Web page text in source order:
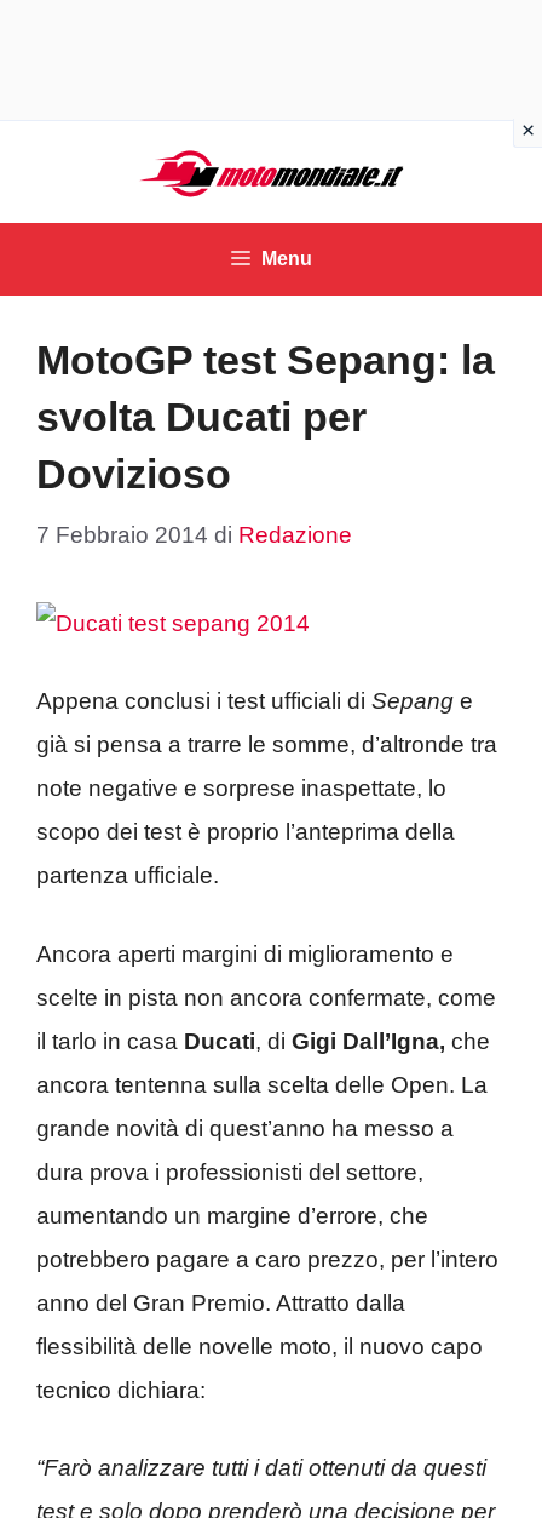
contenuto
Menu
MotoGP test Sepang: la
svolta Ducati per
Dovizioso
7 Febbraio 2014 di Redazione
Appena conclusi i test ufficiali di Sepang e
già si pensa a trarre le somme, d’altronde tra
note negative e sorprese inaspettate, lo
scopo dei test è proprio l’anteprima della
partenza ufficiale.
Ancora aperti margini di miglioramento e
scelte in pista non ancora confermate, come
il tarlo in casa Ducati, di Gigi Dall’Igna, che
ancora tentenna sulla scelta delle Open. La
grande novità di quest’anno ha messo a
dura prova i professionisti del settore,
aumentando un margine d’errore, che
potrebbero pagare a caro prezzo, per l’intero
anno del Gran Premio. Attratto dalla
flessibilità delle novelle moto, il nuovo capo
tecnico dichiara:
“Farò analizzare tutti i dati ottenuti da questi
test e solo dopo prenderò una decisione per